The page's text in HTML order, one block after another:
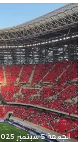
الجمعة 5 سبتمبر 2025 - 18:18